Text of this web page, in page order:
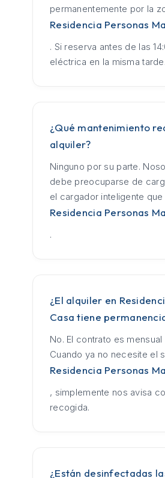
permanentemente por la
Residencia Personas
. Si reserva antes de las
eléctrica en la misma tarde.
¿Qué mantenimiento
alquiler?
Ninguno por su parte.
debe preocuparse de
el cargador inteligente
Residencia Personas
.
¿El alquiler en
Casa tiene
No. El contrato es
Cuando ya no necesite el
Residencia Personas
, simplemente nos avisa
recogida.
¿Están desinfectadas